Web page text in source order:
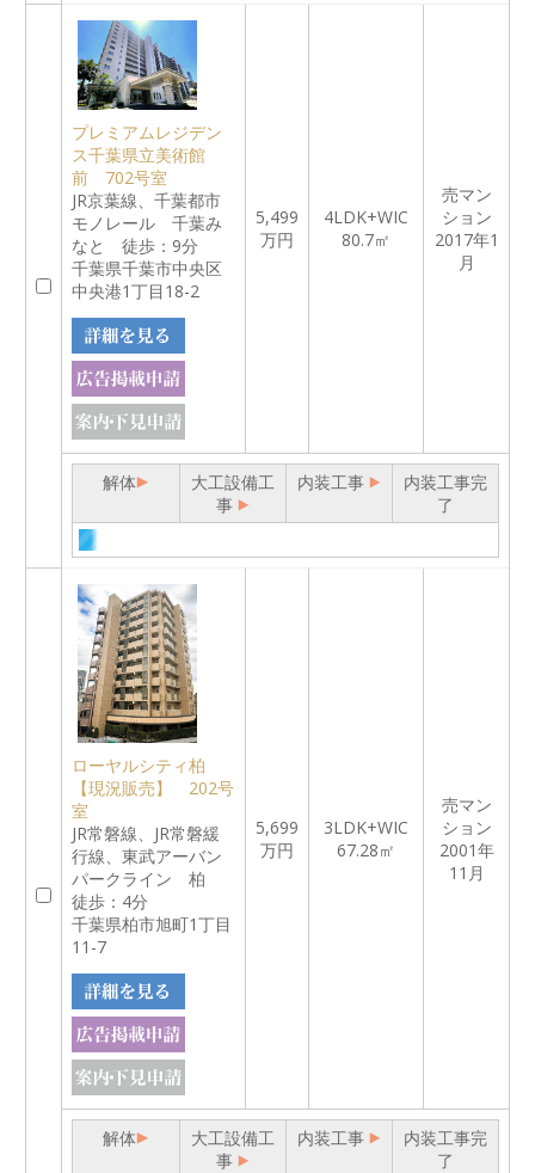
プレミアムレジデン
ス千葉県立美術館
前 702号室
JR京葉線、千葉都市
モノレール 千葉み
なと 徒歩：9分
千葉県千葉市中央区
中央港1丁目18-2
5,499
万円
4LDK+WIC
80.7㎡
売マン
ション
2017年1
月
解体
大工設備工
事
内装工事
内装工事完
了
ローヤルシティ柏
【現況販売】 202号
室
JR常磐線、JR常磐緩
行線、東武アーバン
パークライン 柏
徒歩：4分
千葉県柏市旭町1丁目
11-7
5,699
万円
3LDK+WIC
67.28㎡
売マン
ション
2001年
11月
解体
大工設備工
事
内装工事
内装工事完
了